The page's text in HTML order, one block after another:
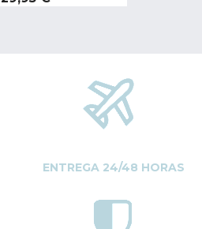
ENTREGA 24/48 HORAS